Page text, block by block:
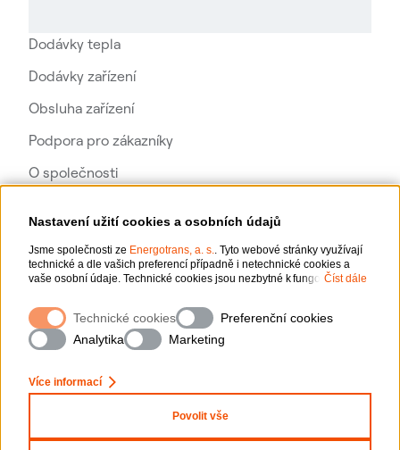
Nastavení užití cookies a osobních údajů
Jsme společnosti ze Energotrans, a. s.. Tyto webové stránky využívají
technické a dle vašich preferencí případně i netechnické cookies a
vaše osobní údaje. Technické cookies jsou nezbytné k fungování
webové stránky vašim preferencím, k personalizaci reklam a analytice.
Pro sběr a zpracování netechnických cookies a vašich osobních údajů
nám můžete udělit souhlas. Bližší informace o vašich právech,
zpracování osobních údajů, včetně možnosti odvolání udělených
Číst dále
Technické cookies
Preferenční cookies
Analytika
Marketing
Více informací
Povolit vše
Dodávky tepla
Dodávky zařízení
Obsluha zařízení
Podpora pro zákazníky
O společnosti